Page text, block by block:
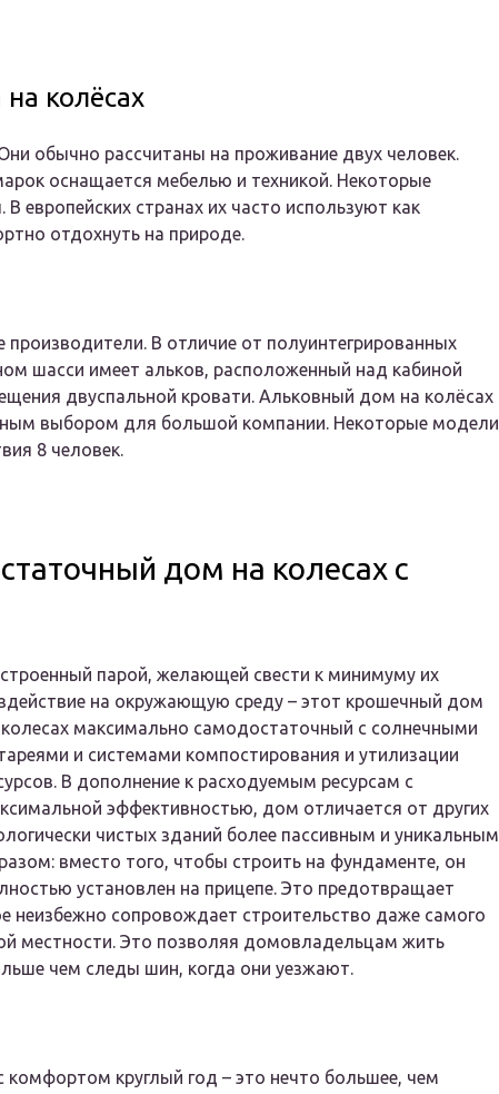
колёсах
обычно рассчитаны на проживание двух человек.
оснащается мебелью и техникой. Некоторые
европейских странах их часто используют как
отдохнуть на природе.
В отличие от полуинтегрированных
шасси имеет альков, расположенный над кабиной
двуспальной кровати. Альковный дом на колёсах
выбором для большой компании. Некоторые модели
8 человек.
дом на колесах с
парой, желающей свести к минимуму их
на окружающую среду – этот крошечный дом
максимально самодостаточный с солнечными
и системами компостирования и утилизации
В дополнение к расходуемым ресурсам с
эффективностью, дом отличается от других
чистых зданий более пассивным и уникальным
вместо того, чтобы строить на фундаменте, он
установлен на прицепе. Это предотвращает
неизбежно сопровождает строительство даже самого
местности. Это позволяя домовладельцам жить
чем следы шин, когда они уезжают.
круглый год – это нечто большее, чем